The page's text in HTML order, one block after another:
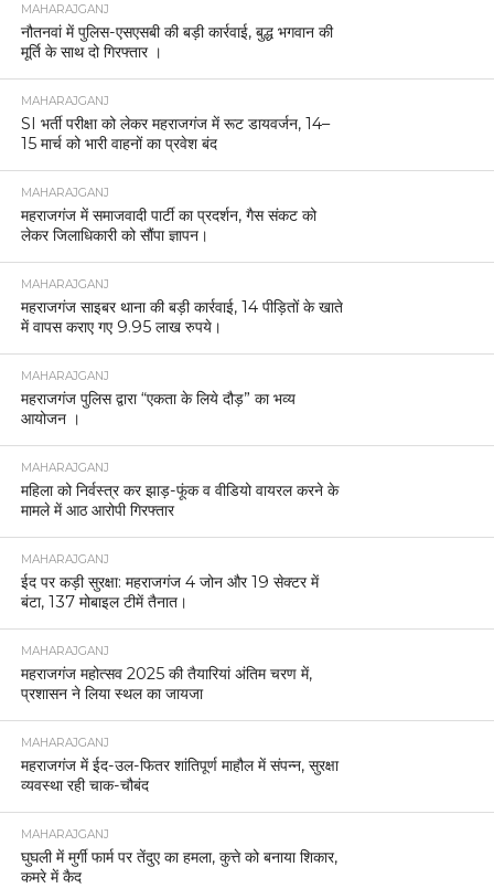
MAHARAJGANJ
नौतनवां में पुलिस-एसएसबी की बड़ी कार्रवाई, बुद्ध भगवान की
मूर्ति के साथ दो गिरफ्तार ।
MAHARAJGANJ
SI भर्ती परीक्षा को लेकर महराजगंज में रूट डायवर्जन, 14–
15 मार्च को भारी वाहनों का प्रवेश बंद
MAHARAJGANJ
महराजगंज में समाजवादी पार्टी का प्रदर्शन, गैस संकट को
लेकर जिलाधिकारी को सौंपा ज्ञापन।
MAHARAJGANJ
महराजगंज साइबर थाना की बड़ी कार्रवाई, 14 पीड़ितों के खाते
में वापस कराए गए 9.95 लाख रुपये।
MAHARAJGANJ
महराजगंज पुलिस द्वारा “एकता के लिये दौड़” का भव्य
आयोजन ।
MAHARAJGANJ
महिला को निर्वस्त्र कर झाड़-फूंक व वीडियो वायरल करने के
मामले में आठ आरोपी गिरफ्तार
MAHARAJGANJ
ईद पर कड़ी सुरक्षा: महराजगंज 4 जोन और 19 सेक्टर में
बंटा, 137 मोबाइल टीमें तैनात।
MAHARAJGANJ
महराजगंज महोत्सव 2025 की तैयारियां अंतिम चरण में,
प्रशासन ने लिया स्थल का जायजा
MAHARAJGANJ
महराजगंज में ईद-उल-फितर शांतिपूर्ण माहौल में संपन्न, सुरक्षा
व्यवस्था रही चाक-चौबंद
MAHARAJGANJ
घुघली में मुर्गी फार्म पर तेंदुए का हमला, कुत्ते को बनाया शिकार,
कमरे में कैद